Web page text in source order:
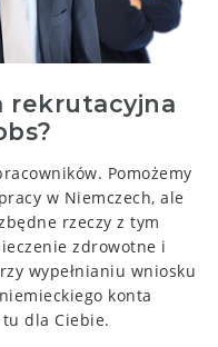
rekrutacyjna
Pomożemy
w Niemczech, ale
rzeczy z tym
zdrowotne i
wypełnianiu wniosku
konta
tu dla Ciebie.